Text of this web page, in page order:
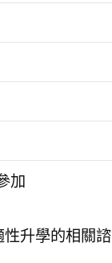
加
升學的相關